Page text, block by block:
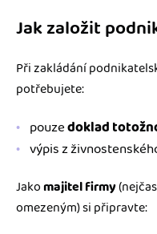
Jak založit
Při zakládání
potřebujete:
pouzedoklad
výpis z
Jakomajitel firmy
omezeným) si připravte: